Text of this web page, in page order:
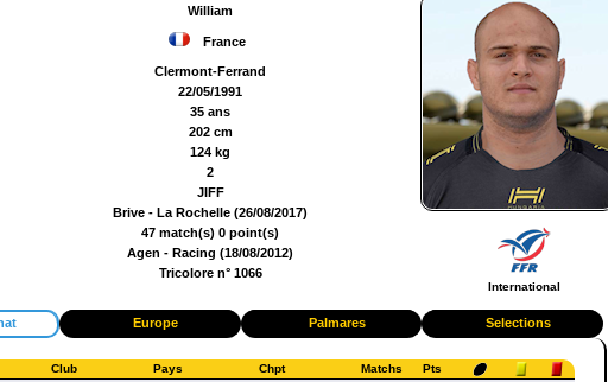
International
William
France
Clermont-Ferrand
22/05/1991
35 ans
202 cm
124 kg
2
JIFF
Brive - La Rochelle (26/08/2017)
47 match(s) 0 point(s)
Agen - Racing (18/08/2012)
Tricolore n° 1066
Europe Palmares Selections
Club Pays Chpt Matchs
Pts